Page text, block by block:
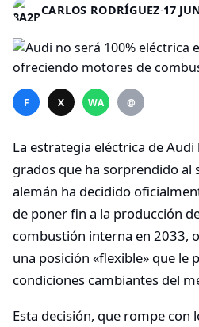
CARLOS RODRÍGUEZ·17
F X WA @
La estrategia eléctrica de
grados que ha sorprendido al
alemán ha decidido
de poner fin a la producción
combustión interna en 2033,
una posición «flexible» que le
condiciones cambiantes del
Esta decisión, que rompe con